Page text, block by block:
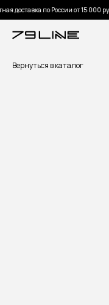
доставка по России от 15 000 руб
Вернуться в каталог